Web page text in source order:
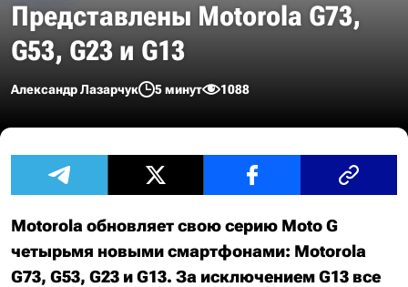
Представлены Motorola G73,
G53, G23 и G13
Александр Лазарчук 5 минут 1088
Motorola обновляет свою серию Moto G
четырьмя новыми смартфонами: Motorola
G73, G53, G23 и G13. За исключением G13 все